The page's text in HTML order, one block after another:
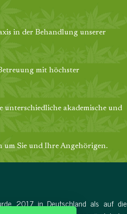
in der Behandlung unserer
mit höchster
unterschiedliche akademische und
um Sie und Ihre Angehörigen.
2017 in Deutschland als auf die